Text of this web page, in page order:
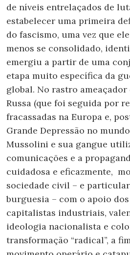
de níveis entrelaçados de
estabelecer uma primeira
do fascismo, uma vez que
menos se consolidado,
emergiu a partir de uma
etapa muito específica da
global. No rastro ameaçador
Russa (que foi seguida por
fracassadas na Europa e,
Grande Depressão no
Mussolini e sua gangue
comunicações e a
cuidadosa e eficazmente,
sociedade civil – e
burguesia – com o apoio
capitalistas industriais,
ideologia nacionalista e
transformação “radical”, a